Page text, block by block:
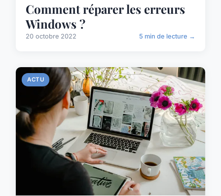
Comment réparer les erreurs
Windows ?
20 octobre 2022 5 min de lecture →
ACTU